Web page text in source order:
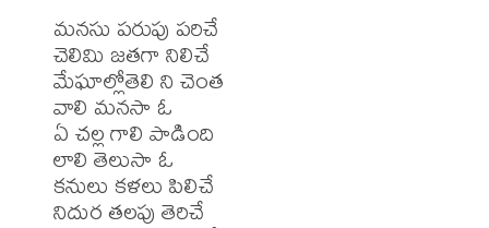
మనసు పరుపు పరిచే
చెలిమి జతగా నిలిచే
మేఘాల్లోతెలి ని చెంత
వాలి మనసా ఓ
ఏ చల్ల గాలి పాడింది
లాలి తెలుసా ఓ
కనులు కళలు పిలిచే
నిదుర తలపు తెరిచే